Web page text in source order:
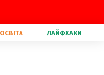
ОСВІТА ЛАЙФХАКИ